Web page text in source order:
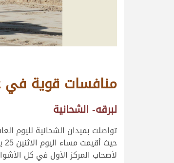
منافسات قوية في
لبرقه- الشحانية
تواصلت بميدان الشحانية لليوم
لأصحاب المركز الأول في كل